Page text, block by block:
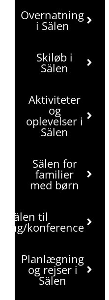
Overnatning
i Sälen
Skiløb i
Sälen
Aktiviteter
og
oplevelser i
Sälen
Sälen for
familier
med børn
Sälen til
konference
Planlægning
og rejser i
Sälen